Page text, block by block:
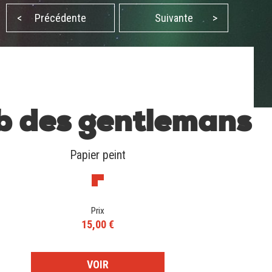
< Précédente Suivante >
des gentlemans
Papier peint
Prix
15,00 €
VOIR